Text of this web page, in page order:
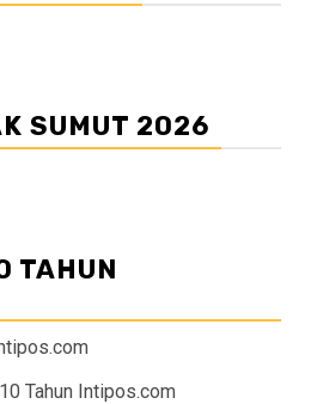
SUMUT 2026
TAHUN
Tahun Intipos.com